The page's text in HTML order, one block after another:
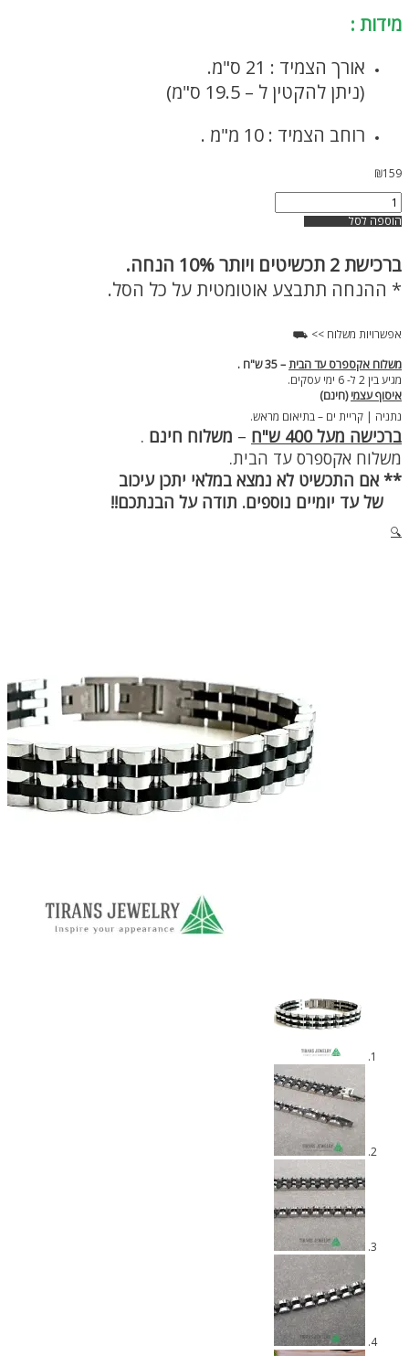
מידות :
אורך הצמיד : 21 ס"מ.
(ניתן להקטין ל – 19.5 ס"מ)
רוחב הצמיד : 10 מ"מ .
₪159
כמות
של
צמיד
שחור
לגבר
הוספה לסל
ברכישת
* ההנחה תתבצע אוטומטית על כל הסל.
אפשרויות משלוח >> ⛟
משלוח אקספרס עד הבית– 35 ש"ח .
מגיע בין 2 ל- 6 ימי עסקים.
איסוף עצמי(חינם)
נתניה | קריית ים – בתיאום מראש.
ברכישה מעל 400 ש"ח – משלוח חינם .
משלוח אקספרס עד הבית.
** אם התכשיט לא נמצא במלאי יתכן עיכוב
של עד יומיים נוספים. תודה על הבנתכם!!
🔍